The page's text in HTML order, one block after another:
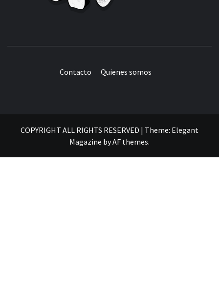
Contacto Quienes somos
COPYRIGHT ALL RIGHTS RESERVED | Theme: Elegant
Magazine byAF themes.